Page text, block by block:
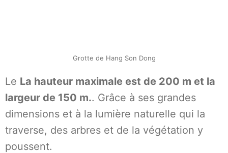
Grotte de Hang Son Dong
Le La hauteur maximale est de 200 m et la
largeur de 150 m.. Grâce à ses grandes
dimensions et à la lumière naturelle qui la
traverse, des arbres et de la végétation y
poussent.